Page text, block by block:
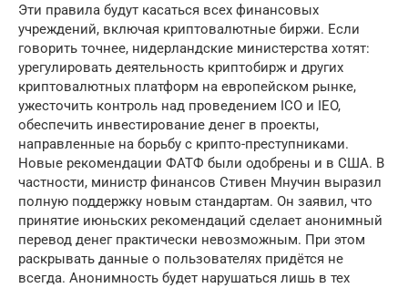
Эти правила будут касаться всех финансовых
учреждений, включая криптовалютные биржи. Если
говорить точнее, нидерландские министерства хотят:
урегулировать деятельность криптобирж и других
криптовалютных платформ на европейском рынке,
ужесточить контроль над проведением ICO и IEO,
обеспечить инвестирование денег в проекты,
направленные на борьбу с крипто-преступниками.
Новые рекомендации ФАТФ были одобрены и в США. В
частности, министр финансов Стивен Мнучин выразил
полную поддержку новым стандартам. Он заявил, что
принятие июньских рекомендаций сделает анонимный
перевод денег практически невозможным. При этом
раскрывать данные о пользователях придётся не
всегда. Анонимность будет нарушаться лишь в тех